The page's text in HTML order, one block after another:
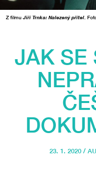
Z filmuJiří Trnka: Nalezený přítel .
JAK SE
23. 1. 2020 /